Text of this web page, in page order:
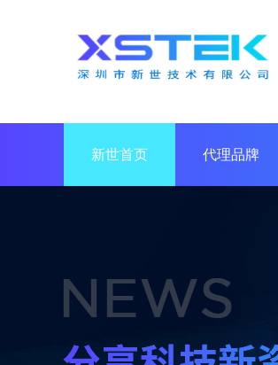
新世首页 代理品牌